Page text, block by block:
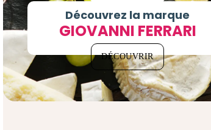
Découvrez la marque
GIOVANNI FERRARI
DÉCOUVRIR